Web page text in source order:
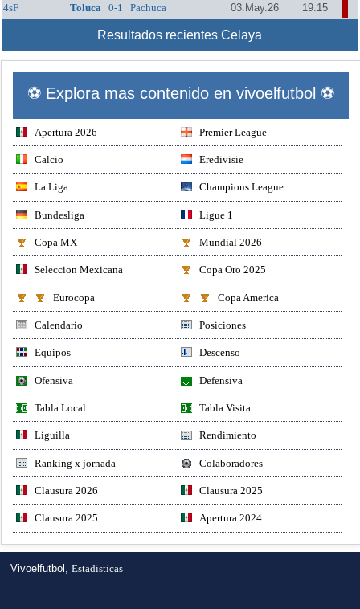
4sF
Toluca 0-1 Pachuca 03.May.26 19:15
Resultados recientes Celaya
⚽ Explora mas contenido en vivoelfutbol ⚽
Apertura 2026 Premier League
Calcio Eredivisie
La Liga Champions League
Bundesliga Ligue 1
Copa MX Mundial 2026
Seleccion Mexicana Copa Oro 2025
Eurocopa Copa America
Calendario Posiciones
Equipos Descenso
Ofensiva Defensiva
Tabla Local Tabla Visita
Liguilla Rendimiento
Ranking x jornada Colaboradores
Clausura 2026 Clausura 2025
Clausura 2025 Apertura 2024
Vivoelfutbol,Estadisticas